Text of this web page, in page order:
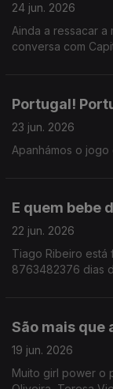
24 jun. 2026
Ainda a ressacar a
conversa com
Portugal!
23 jun. 2026
Apanhámos o
E quem bebe
22 jun. 2026
Tiago Ribeiro
8763482376 dias
São mais que
19 jun. 2026
Muito girl power o